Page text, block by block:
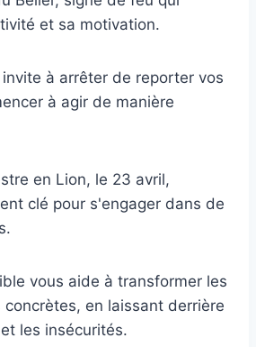
et sa motivation.
à arrêter de reporter vos
à agir de manière
en Lion, le 23 avril,
clé pour s'engager dans de
vous aide à transformer les
en laissant derrière
les insécurités.